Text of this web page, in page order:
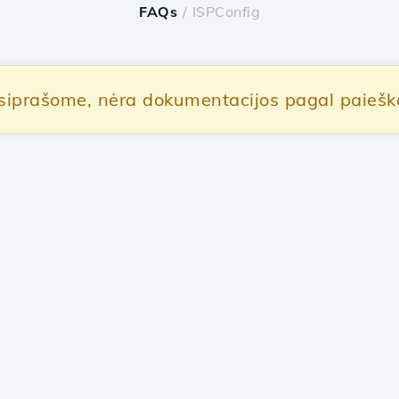
FAQs / ISPConfig
nėra dokumentacijos pagal